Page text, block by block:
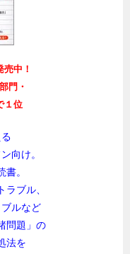
中！
門・
１位
向け。
。
ブル、
ルなど
問題」の
法を